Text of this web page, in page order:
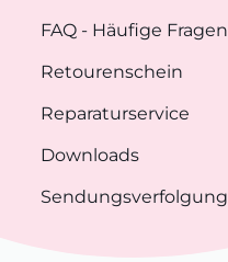
FAQ - Häufige Fragen
Retourenschein
Reparaturservice
Downloads
Sendungsverfolgung